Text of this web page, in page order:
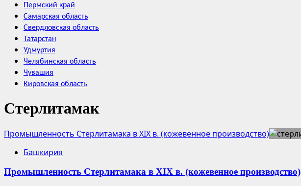
Пермский край
Самарская область
Свердловская область
Татарстан
Удмуртия
Челябинская область
Чувашия
Кировская область
Стерлитамак
Промышленность Стерлитамака в XIX в. (кожевенное производство)
Башкирия
Промышленность Стерлитамака в XIX в. (кожевенное производство)